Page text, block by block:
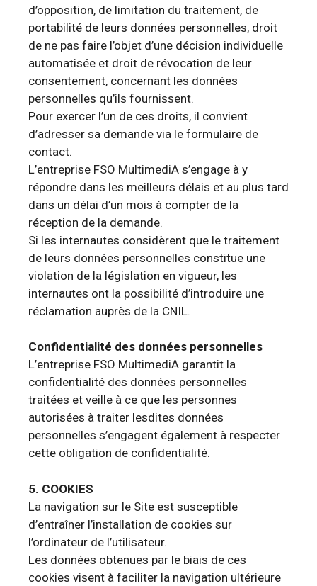
d’opposition, de limitation du traitement, de
portabilité de leurs données personnelles, droit
de ne pas faire l’objet d’une décision individuelle
automatisée et droit de révocation de leur
consentement, concernant les données
personnelles qu’ils fournissent.
Pour exercer l’un de ces droits, il convient
d’adresser sa demande via le formulaire de
contact.
L’entreprise FSO MultimediA s’engage à y
répondre dans les meilleurs délais et au plus tard
dans un délai d’un mois à compter de la
réception de la demande.
Si les internautes considèrent que le traitement
de leurs données personnelles constitue une
violation de la législation en vigueur, les
internautes ont la possibilité d’introduire une
réclamation auprès de la CNIL.
Confidentialité des données personnelles
L’entreprise FSO MultimediA garantit la
confidentialité des données personnelles
traitées et veille à ce que les personnes
autorisées à traiter lesdites données
personnelles s’engagent également à respecter
cette obligation de confidentialité.
5. COOKIES
La navigation sur le Site est susceptible
d’entraîner l’installation de cookies sur
l’ordinateur de l’utilisateur.
Les données obtenues par le biais de ces
cookies visent à faciliter la navigation ultérieure